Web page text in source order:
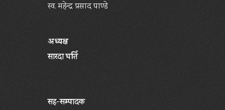
स्व. महेन्द्र प्रसाद पाण्डे
अध्यक्ष
सारदा घर्ति
सह-सम्पादक